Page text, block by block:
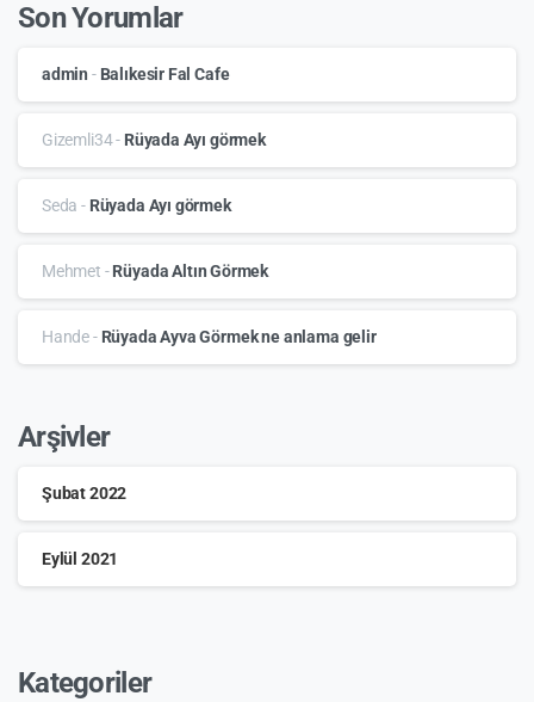
Son Yorumlar
admin - Balıkesir Fal Cafe
Gizemli34- Rüyada Ayı görmek
Seda - Rüyada Ayı görmek
Mehmet -Rüyada Altın Görmek
Hande- Rüyada Ayva Görmek ne anlama gelir
Arşivler
Şubat 2022
Eylül 2021
Kategoriler